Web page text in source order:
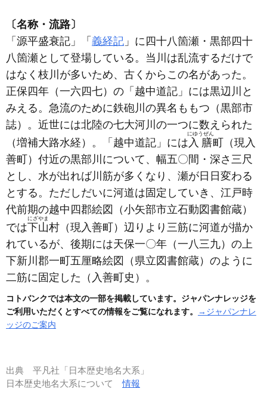
〔名称・流路〕
「源平盛衰記」「 義経記 」に四十八箇瀬・黒部四十
八箇瀬として登場している。当川は乱流するだけで
はなく枝川が多いため、古くからこの名があった。
正保四年 （一六四七） の「越中道記」には黒辺川と
みえる。急流のために鉄砲川の異名ももつ （黒部市
誌） 。近世には北陸の七大河川の一つに数えられた
（増補大路水経） 。「越中道記」には入膳
にゆうぜん
町
（現入
善町） 付近の黒部川について、幅五〇間・深さ三尺
とし、水が出れば川筋が多くなり、瀬が日日変わる
とする。ただしだいに河道は固定していき、江戸時
代前期の越中四郡絵図
（小矢部市立石動図書館蔵）
では下山
にざやま
村 （現入善町） 辺りより三筋に河道が描か
れているが、後期には天保一〇年 （一八三九） の上
下新川郡一町五厘略絵図
（県立図書館蔵） のように
二筋に固定した （入善町史） 。
コトバンクでは本文の一部を掲載しています。ジャパンナレッジを
ご利用いただくとすべての情報をご覧になれます。
→ジャパンナレ
ッジのご案内
出典 平凡社「日本歴史地名大系」
日本歴史地名大系について情報